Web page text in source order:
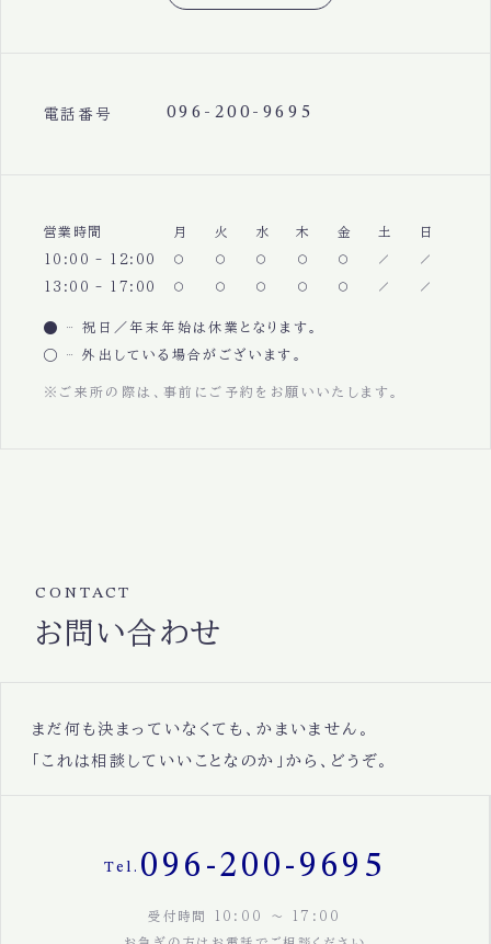
電話番号 096-200-9695
営業時間 月 火 水 木 金 土 日
10:00 - 12:00
13:00 - 17:00
祝日／年末年始は休業となります。
外出している場合がございます。
※ご来所の際は、事前にご予約をお願いいたします。
CONTACT
お問い合わせ
まだ何も決まっていなくても、かまいません。
「これは相談していいことなのか」から、どうぞ。
Tel. 096-200-9695
受付時間 10:00 〜 17:00